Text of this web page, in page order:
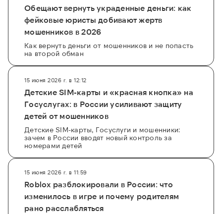
Обещают вернуть украденные деньги: как
фейковые юристы добивают жертв
мошенников в 2026
Как вернуть деньги от мошенников и не попасть
на второй обман
15 июня 2026 г. в 12:12
Детские SIM-карты и «красная кнопка» на
Госуслугах: в России усиливают защиту
детей от мошенников
Детские SIM-карты, Госуслуги и мошенники:
зачем в России вводят новый контроль за
номерами детей
15 июня 2026 г. в 11:59
Roblox разблокировали в России: что
изменилось в игре и почему родителям
рано расслабляться